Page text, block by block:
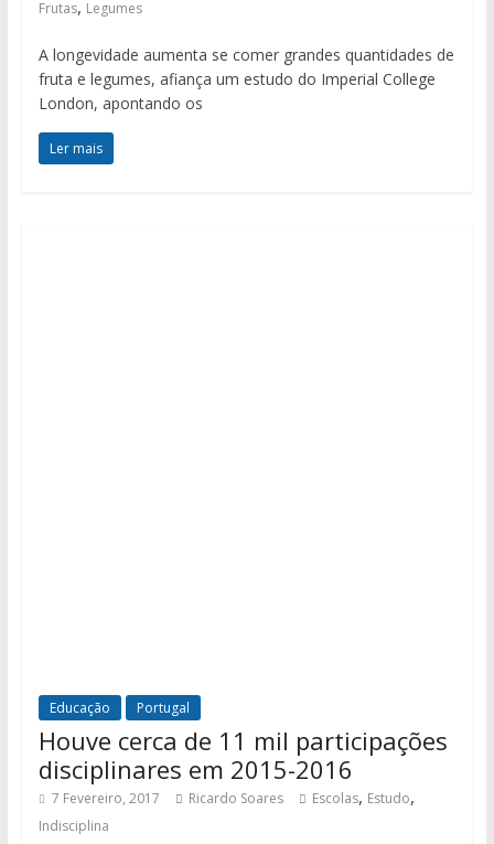
Frutas, Legumes
A longevidade aumenta se comer grandes quantidades de
fruta e legumes, afiança um estudo do Imperial College
London, apontando os
Ler mais
Educação Portugal
Houve cerca de 11 mil participações
disciplinares em 2015-2016
7 Fevereiro, 2017 Ricardo Soares Escolas, Estudo,
Indisciplina